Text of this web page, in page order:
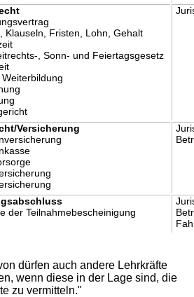
Klauseln, Fristen, Lohn, Gehalt
, Sonn- und Feiertagsgesetz
Versicherung
der Teilnahmebescheinigung
dürfen auch andere Lehrkräfte
wenn diese in der Lage sind, die
zu vermitteln."